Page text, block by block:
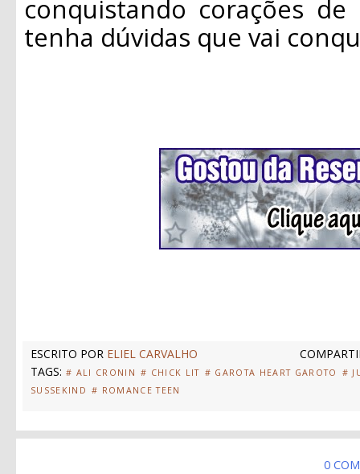
conquistando corações
tenha dúvidas que vai
ESCRITO POR ELIEL CARVALHO
TAGS: # ALI CRONIN # CHICK LIT # GAROTA HEART GAROTO
#
SUSSEKIND # ROMANCE TEEN
0